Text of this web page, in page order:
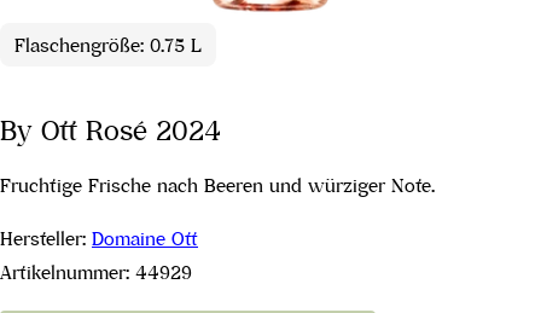
Flaschengröße: 0.75 L
By Ott Rosé 2024
Fruchtige Frische nach Beeren und würziger Note.
Hersteller: Domaine Ott
Artikelnummer: 44929